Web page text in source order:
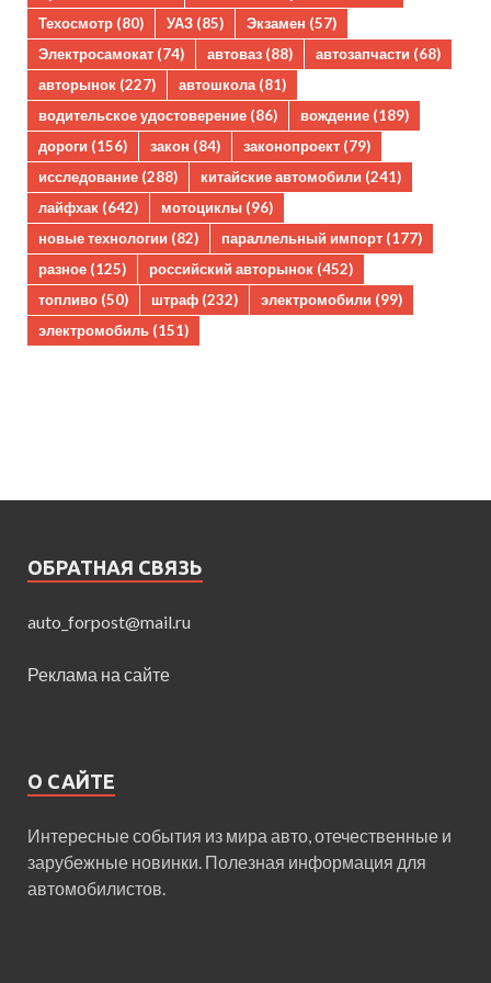
Техосмотр (80) УАЗ (85) Экзамен (57)
Электросамокат (74) автоваз (88) автозапчасти (68)
авторынок (227) автошкола(81)
водительское удостоверение (86) вождение (189)
дороги (156) закон (84) законопроект (79)
исследование (288) китайские автомобили (241)
лайфхак (642) мотоциклы (96)
новые технологии (82) параллельный импорт (177)
разное (125) российский авторынок (452)
топливо (50) штраф (232) электромобили (99)
электромобиль (151)
ОБРАТНАЯ СВЯЗЬ
auto_forpost@mail.ru
Реклама на сайте
О САЙТЕ
Интересные события из мира авто, отечественные и
зарубежные новинки. Полезная информация для
автомобилистов.